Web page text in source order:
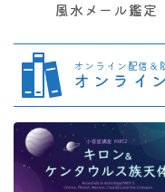
風水メール鑑定
オンライン配信
オンライ